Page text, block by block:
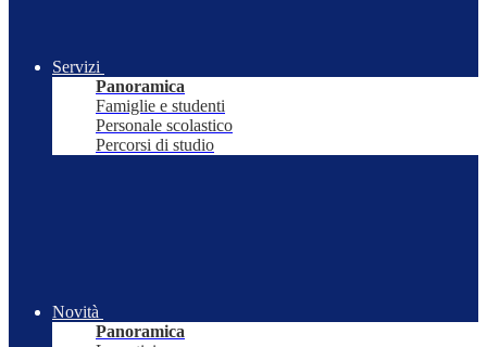
Servizi
Panoramica
Famiglie e studenti
Personale scolastico
Percorsi di studio
Novità
Panoramica